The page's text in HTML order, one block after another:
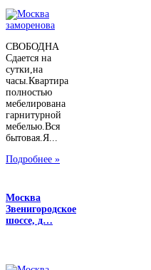
СВОБОДНА
Сдается на
сутки,на
часы.Квартира
полностью
мебелирована
гарнитурной
мебелью.Вся
бытовая.Я...
Подробнее »
Москва
Звенигородское
шоссе, д…